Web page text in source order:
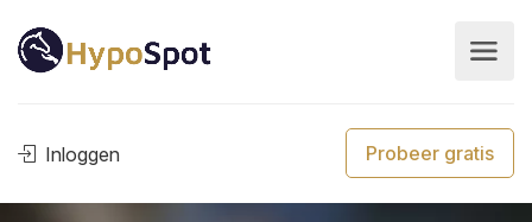
Inloggen Probeer gratis